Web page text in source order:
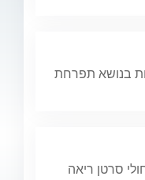
בנושא תפרחת
סרטן ריאה